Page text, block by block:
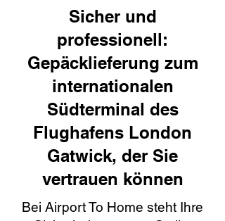
Sicher und
professionell:
Gepäcklieferung zum
internationalen
Südterminal des
Flughafens London
Gatwick, der Sie
vertrauen können
Bei Airport To Home steht Ihre